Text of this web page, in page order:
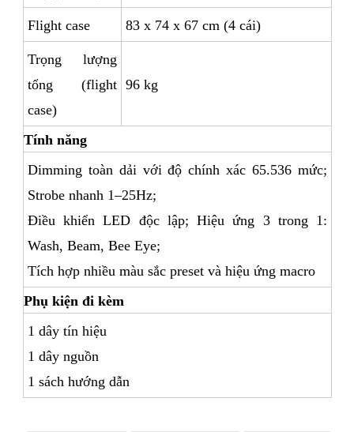
Flight case 83 x 74 x 67 cm (4 cái)
Trọng lượng
tổng (flight
case)
96 kg
Tính năng
Dimming toàn dải với độ chính xác 65.536 mức;
Strobe nhanh 1–25Hz;
Điều khiển LED độc lập; Hiệu ứng 3 trong 1:
Wash, Beam, Bee Eye;
Tích hợp nhiều màu sắc preset và hiệu ứng macro
Phụ kiện đi kèm
1 dây tín hiệu
1 dây nguồn
1 sách hướng dẫn